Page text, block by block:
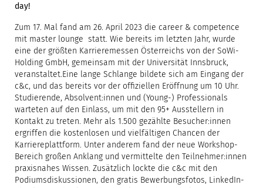
day!
Zum 17. Mal fand am 26. April 2023 die career & competence
mit master lounge statt. Wie bereits im letzten Jahr, wurde
eine der größten Karrieremessen Österreichs von der SoWi-
Holding GmbH, gemeinsam mit der Universität Innsbruck,
veranstaltet.Eine lange Schlange bildete sich am Eingang der
c&c, und das bereits vor der offiziellen Eröffnung um 10 Uhr.
Studierende, Absolvent:innen und (Young-) Professionals
warteten auf den Einlass, um mit den 95+ Ausstellern in
Kontakt zu treten. Mehr als 1.500 gezählte Besucher:innen
ergriffen die kostenlosen und vielfältigen Chancen der
Karriereplattform. Unter anderem fand der neue Workshop-
Bereich großen Anklang und vermittelte den Teilnehmer:innen
praxisnahes Wissen. Zusätzlich lockte die c&c mit den
Podiumsdiskussionen, den gratis Bewerbungsfotos, LinkedIn-